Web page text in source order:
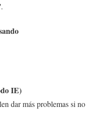
.
IE)
dar más problemas si no